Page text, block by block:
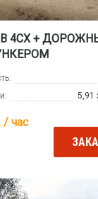
4CX +
5,91
/ час